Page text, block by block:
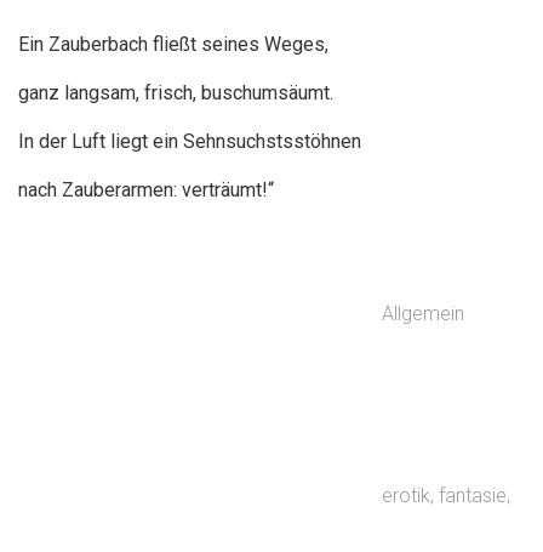
Ein Zauberbach fließt seines Weges,
ganz langsam, frisch, buschumsäumt.
In der Luft liegt ein Sehnsuchstsstöhnen
nach Zauberarmen: verträumt!“
Allgemein
erotik, fantasie,